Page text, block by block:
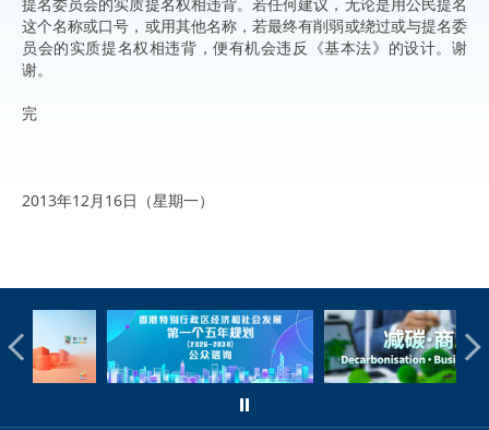
这个名称或口号，或用其他名称，若最终有削弱或绕过或与提名委
员会的实质提名权相违背，便有机会违反《基本法》的设计。谢
谢。
完
2013年12月16日（星期一）